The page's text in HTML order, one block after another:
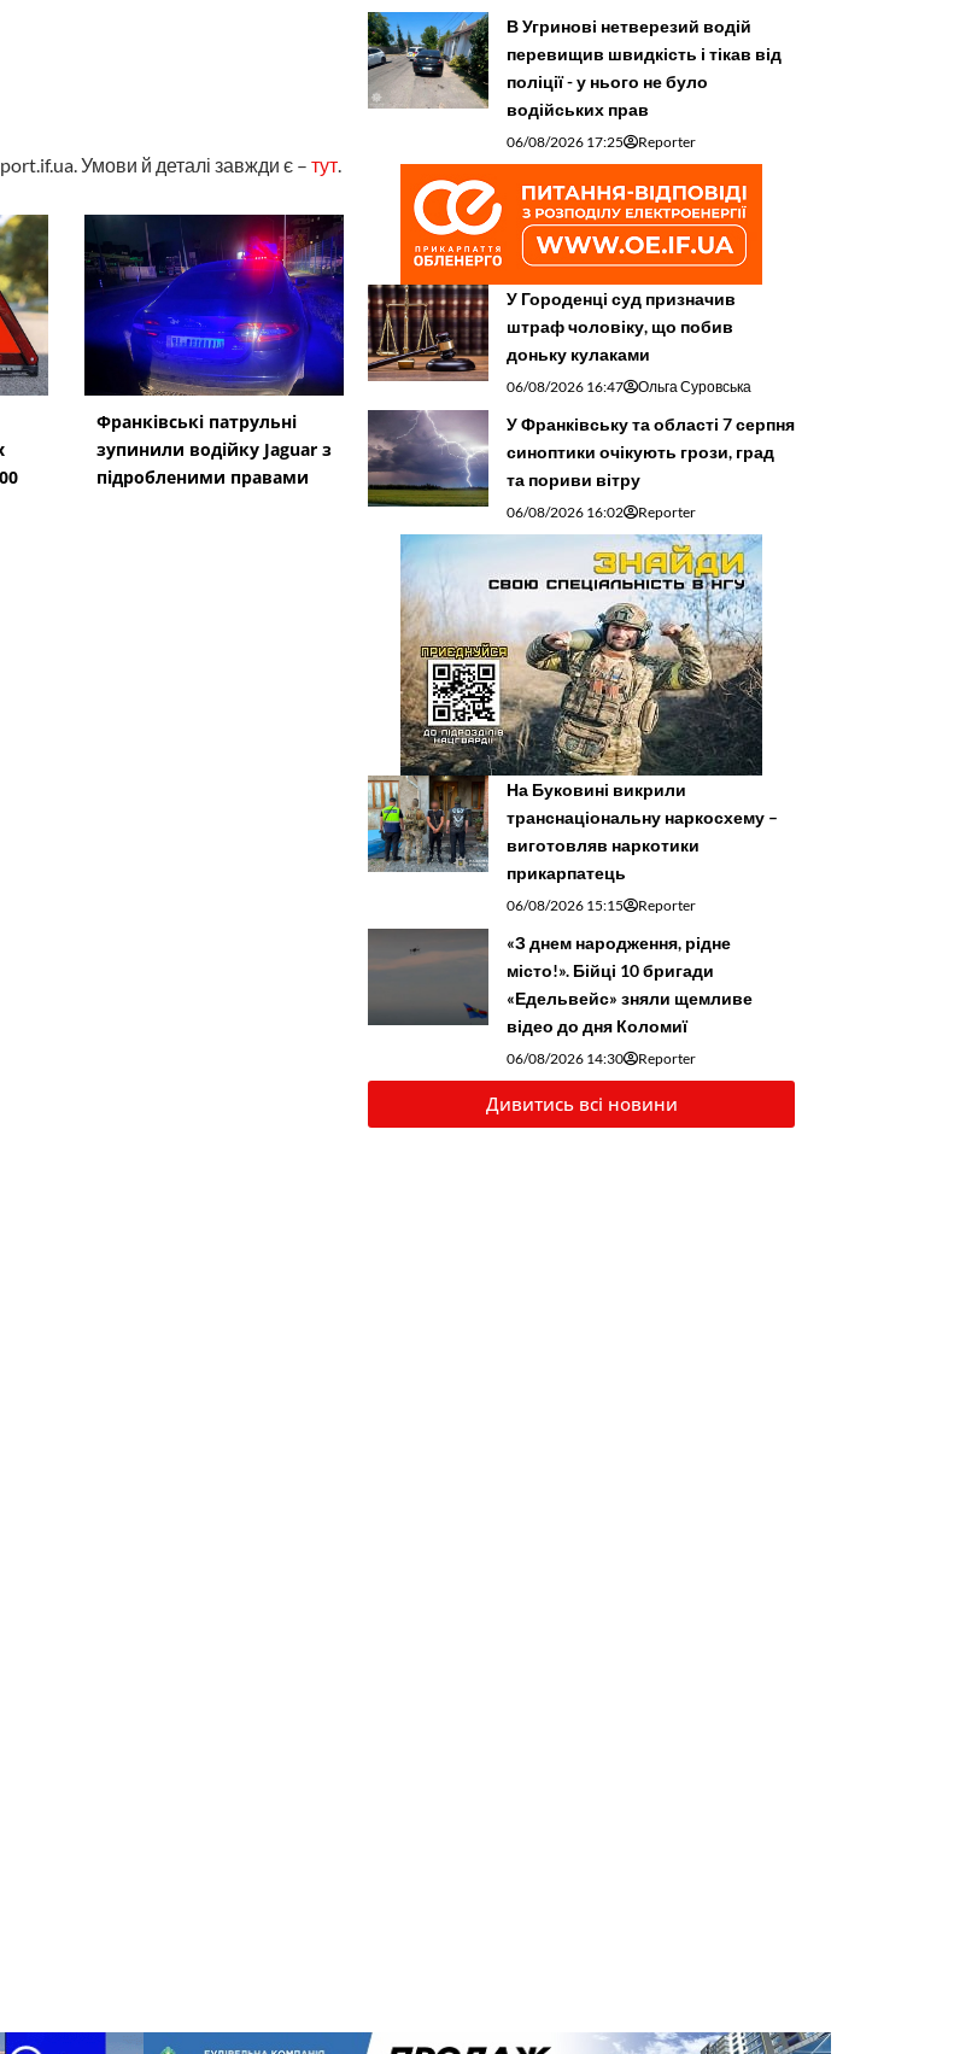
Умови й деталі завжди є – тут.
Франківські патрульні
зупинили водійку Jaguar з
підробленими правами
В Угринові нетверезий водій
перевищив швидкість і тікав від
поліції - у нього не було
водійських прав
06/08/2026 17:25 Reporter
У Городенці суд призначив
штраф чоловіку, що побив
доньку кулаками
06/08/2026 16:47 Ольга Суровська
У Франківську та області 7 серпня
синоптики очікують грози, град
та пориви вітру
06/08/2026 16:02 Reporter
На Буковині викрили
транснаціональну наркосхему –
виготовляв наркотики
прикарпатець
06/08/2026 15:15 Reporter
«З днем народження, рідне
місто!». Бійці 10 бригади
«Едельвейс» зняли щемливе
відео до дня Коломиї
06/08/2026 14:30 Reporter
Дивитись всі новини